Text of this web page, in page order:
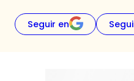
Seguir en